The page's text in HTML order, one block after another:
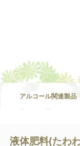
アルコール関連製品
液体肥料(たわ